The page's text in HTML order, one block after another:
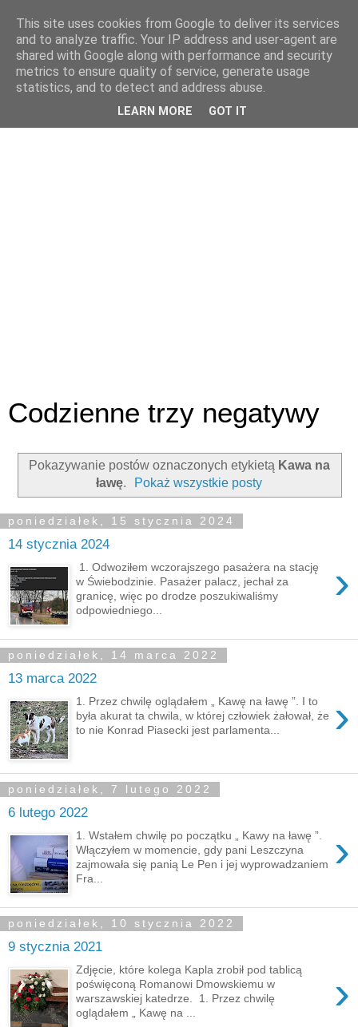
Codzienne trzy negatywy
Pokazywanie postów oznaczonych etykietą Kawa na
ławę. Pokaż wszystkie posty
poniedziałek, 15 stycznia 2024
14 stycznia 2024
›
1. Odwoziłem wczorajszego pasażera na stację
w Świebodzinie. Pasażer palacz, jechał za
granicę, więc po drodze poszukiwaliśmy
odpowiedniego...
poniedziałek, 14 marca 2022
13 marca 2022
›
1. Przez chwilę oglądałem „ Kawę na ławę ”. I to
była akurat ta chwila, w której człowiek żałował, że
to nie Konrad Piasecki jest parlamenta...
poniedziałek, 7 lutego 2022
6 lutego 2022
›
1. Wstałem chwilę po początku „ Kawy na ławę ”.
Włączyłem w momencie, gdy pani Leszczyna
zajmowała się panią Le Pen i jej wyprowadzaniem
Fra...
poniedziałek, 10 stycznia 2022
9 stycznia 2021
›
Zdjęcie, które kolega Kapla zrobił pod tablicą
poświęconą Romanowi Dmowskiemu w
warszawskiej katedrze. 1. Przez chwilę
oglądałem „ Kawę na ...
This site uses cookies from Google to deliver its services
and to analyze traffic. Your IP address and user-agent are
shared with Google along with performance and security
metrics to ensure quality of service, generate usage
statistics, and to detect and address abuse.
LEARN MORE GOT IT